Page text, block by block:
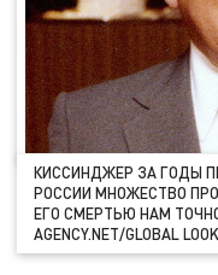
КИССИНДЖЕР ЗА ГОДЫ
РОССИИ МНОЖЕСТВО
ЕГО СМЕРТЬЮ НАМ
AGENCY.NET/GLOBAL